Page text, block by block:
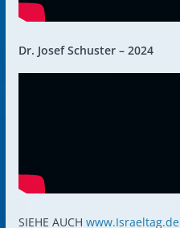
Dr. Josef Schuster – 2024
SIEHE AUCH www.Israeltag.de